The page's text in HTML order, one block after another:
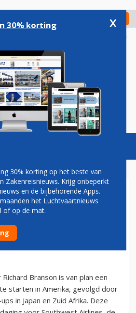
Check in
Podcasts Vacatures
AMERIKAANSE
Branson is van plan een
starten in Amerika, gevolgd door
in Japan en Zuid Afrika. Deze
30% korting x
30% korting op het beste van
Zakenreisnieuws. Krijg onbeperkt
en de bijbehorende Apps.
het Luchtvaartnieuws
of op de mat.